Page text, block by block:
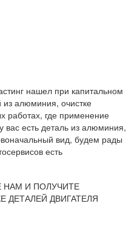
нашел при капитальном
из алюминия, очистке
работах, где применение
вас есть деталь из алюминия,
вид, будем рады
есть
И ПОЛУЧИТЕ
ДЕТАЛЕЙ ДВИГАТЕЛЯ